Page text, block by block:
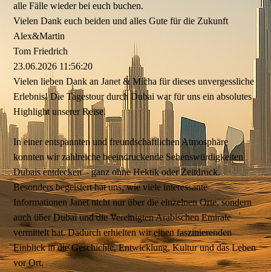
alle Fälle wieder bei euch buchen.
Vielen Dank euch beiden und alles Gute für die Zukunft
Alex&Martin
Tom Friedrich
23.06.2026 11:56:20
Vielen lieben Dank an Janet & Micha für dieses unvergessliche
Erlebnis! Die Tagestour durch Dubai war für uns ein absolutes
Highlight unserer Reise.
In einer entspannten und freundschaftlichen Atmosphäre
konnten wir zahlreiche beeindruckende Sehenswürdigkeiten
Dubais entdecken – ganz ohne Hektik oder Zeitdruck.
Besonders begeistert hat uns, wie viele interessante
Informationen Janet nicht nur über die einzelnen Orte, sondern
auch über Dubai und die Vereinigten Arabischen Emirate
vermittelt hat. Dadurch erhielten wir einen faszinierenden
Einblick in die Geschichte, Entwicklung, Kultur und das Leben
vor Ort.